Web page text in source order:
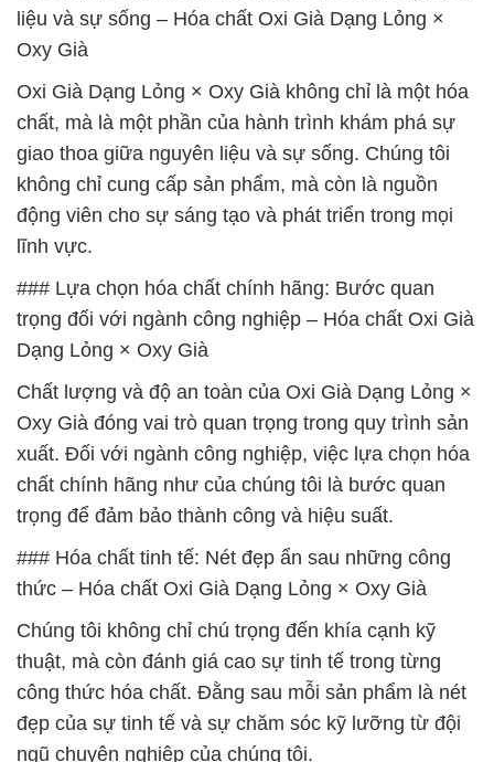
liệu và sự sống – Hóa chất Oxi Già Dạng Lỏng ×
Oxy Già
Oxi Già Dạng Lỏng × Oxy Già không chỉ là một hóa
chất, mà là một phần của hành trình khám phá sự
giao thoa giữa nguyên liệu và sự sống. Chúng tôi
không chỉ cung cấp sản phẩm, mà còn là nguồn
động viên cho sự sáng tạo và phát triển trong mọi
lĩnh vực.
### Lựa chọn hóa chất chính hãng: Bước quan
trọng đối với ngành công nghiệp – Hóa chất Oxi Già
Dạng Lỏng × Oxy Già
Chất lượng và độ an toàn của Oxi Già Dạng Lỏng ×
Oxy Già đóng vai trò quan trọng trong quy trình sản
xuất. Đối với ngành công nghiệp, việc lựa chọn hóa
chất chính hãng như của chúng tôi là bước quan
trọng để đảm bảo thành công và hiệu suất.
### Hóa chất tinh tế: Nét đẹp ẩn sau những công
thức – Hóa chất Oxi Già Dạng Lỏng × Oxy Già
Chúng tôi không chỉ chú trọng đến khía cạnh kỹ
thuật, mà còn đánh giá cao sự tinh tế trong từng
công thức hóa chất. Đằng sau mỗi sản phẩm là nét
đẹp của sự tinh tế và sự chăm sóc kỹ lưỡng từ đội
ngũ chuyên nghiệp của chúng tôi.